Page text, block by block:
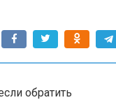
обратить